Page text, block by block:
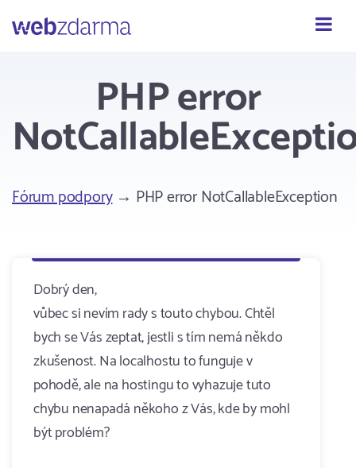
Webzdarma
PHP error
Fórum podpory→ PHP error NotCallableException
Dobrý den,
vůbec si nevím rady s touto chybou. Chtěl
bych se Vás zeptat, jestli s tím nemá někdo
zkušenost. Na localhostu to funguje v
pohodě, ale na hostingu to vyhazuje tuto
chybu nenapadá někoho z Vás, kde by mohl
být problém?